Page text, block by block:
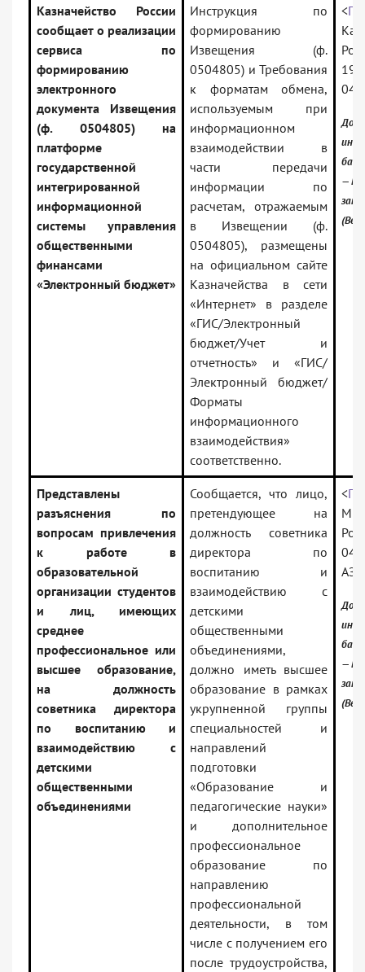
Казначейство России
сообщает о реализации
сервиса по
формированию
электронного
документа Извещения
(ф. 0504805) на
платформе
государственной
интегрированной
информационной
системы управления
общественными
финансами
«Электронный бюджет»
Инструкция по
формированию
Извещения (ф.
0504805) и Требования
к форматам обмена,
используемым при
информационном
взаимодействии в
части передачи
информации по
расчетам, отражаемым
в Извещении (ф.
0504805), размещены
на официальном сайте
Казначейства в сети
«Интернет» в разделе
«ГИС/Электронный
бюджет/Учет и
отчетность» и «ГИС/
Электронный бюджет/
Форматы
информационного
взаимодействия»
соответственно.
<
04-
—
Представлены
разъяснения по
вопросам привлечения
к работе в
образовательной
организации студентов
и лиц, имеющих
среднее
профессиональное или
высшее образование,
на должность
советника директора
по воспитанию и
взаимодействию с
детскими
общественными
объединениями
Сообщается, что лицо,
претендующее на
должность советника
директора по
воспитанию и
взаимодействию с
детскими
общественными
объединениями,
должно иметь высшее
образование в рамках
укрупненной группы
специальностей и
направлений
подготовки
«Образование и
педагогические науки»
и дополнительное
профессиональное
образование по
направлению
профессиональной
деятельности, в том
числе с получением его
после трудоустройства,
<
АЗ-
—